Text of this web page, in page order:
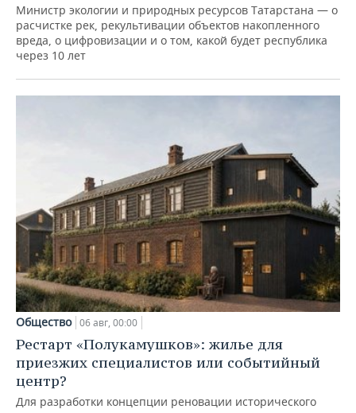
Министр экологии и природных ресурсов Татарстана — о
расчистке рек, рекультивации объектов накопленного
вреда, о цифровизации и о том, какой будет республика
через 10 лет
Общество 06 авг, 00:00
Рестарт «Полукамушков»: жилье для
приезжих специалистов или событийный
центр?
Для разработки концепции реновации исторического